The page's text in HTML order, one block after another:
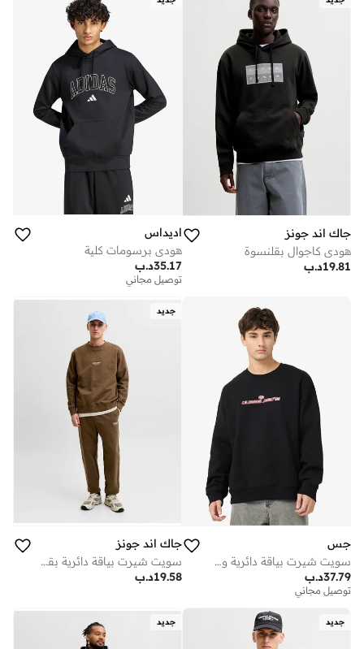
جاك اند جونز
هودي كاجوال بقلنسوة
د.ب19.81
اديداس
هودي برسومات كلية
د.ب35.17
توصيل مجاني
جس
سويت شيرت بياقة دائرية وشعار
د.ب37.79
توصيل مجاني
جديد
جاك اند جونز
سويت شيرت بياقة دائرية بقصة عادية
د.ب19.58
جديد جديد